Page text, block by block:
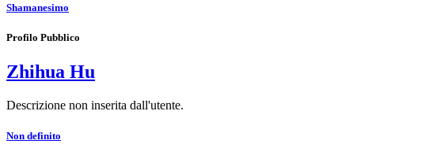
Shamanesimo
Profilo Pubblico
Zhihua Hu
Descrizione non inserita dall'utente.
Non definito